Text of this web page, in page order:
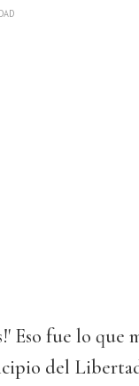
Eso fue lo que
del